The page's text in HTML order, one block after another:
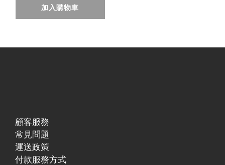
Beanie 毛帽 刺繡
加入購物車
顧客服務
常見問題
運送政策
付款服務方式